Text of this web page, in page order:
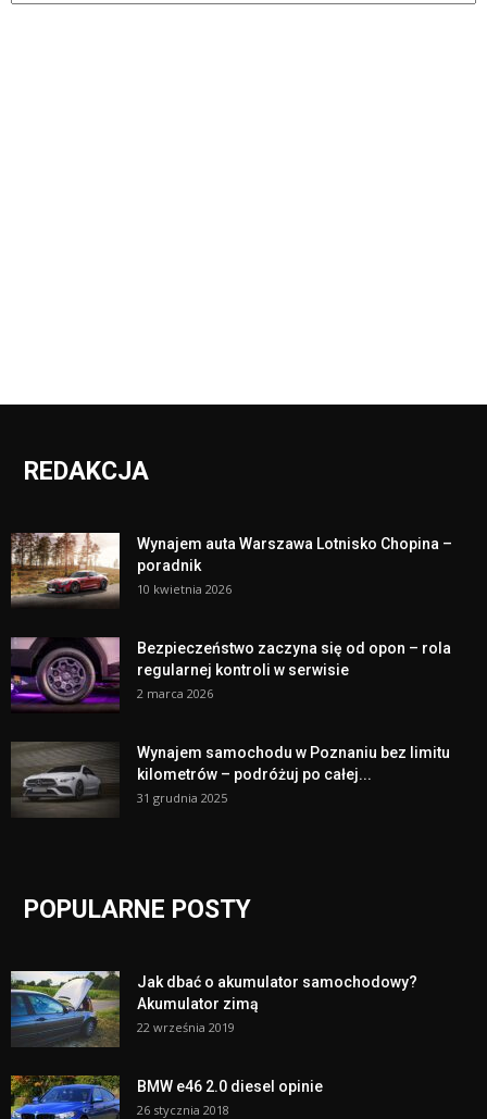
REDAKCJA
Wynajem auta Warszawa Lotnisko Chopina –
poradnik
10 kwietnia 2026
Bezpieczeństwo zaczyna się od opon – rola
regularnej kontroli w serwisie
2 marca 2026
Wynajem samochodu w Poznaniu bez limitu
kilometrów – podróżuj po całej...
31 grudnia 2025
POPULARNE POSTY
Jak dbać o akumulator samochodowy?
Akumulator zimą
22 września 2019
BMW e46 2.0 diesel opinie
26 stycznia 2018